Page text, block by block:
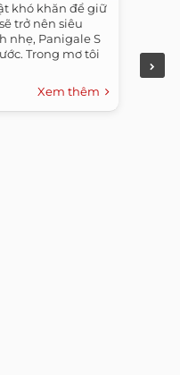
khó khăn để giữ
trở nên siêu
nhẹ, Panigale S
Trong mơ tôi
Xem thêm